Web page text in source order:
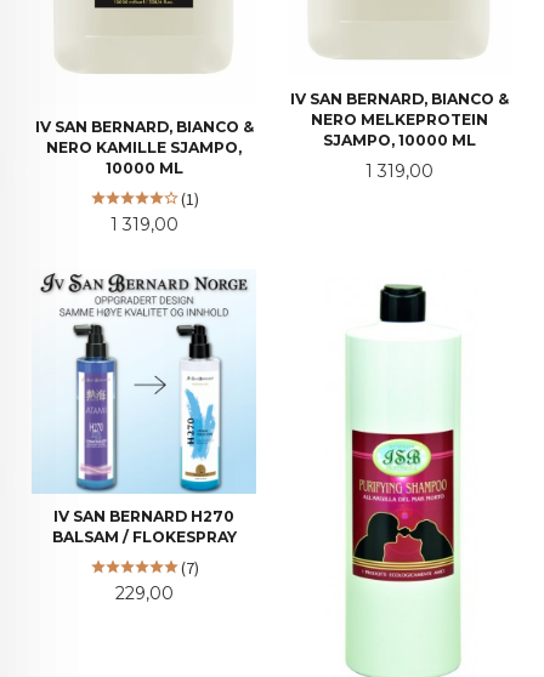
IV SAN BERNARD, BIANCO &
NERO KAMILLE SJAMPO,
10000 ML
(1)
Pris
1 319,00
IV SAN BERNARD, BIANCO &
NERO MELKEPROTEIN
SJAMPO, 10000 ML
Pris
1 319,00
IV SAN BERNARD H270
BALSAM / FLOKESPRAY
(7)
Pris
229,00